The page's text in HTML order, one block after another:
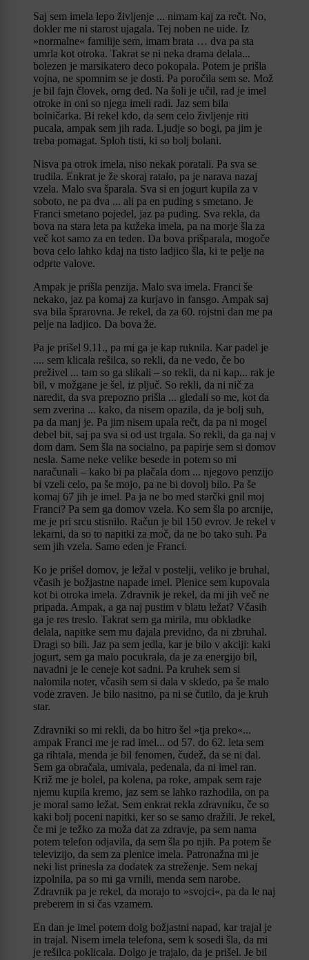
Saj sem imela lepo življenje ... nimam kaj za rečt. No,
dokler me ni starost ujagala. Tej noben ne uide. Iz
»normalne« familije sem, imam brata … dva pa sta
umrla kot otroka. Takrat se ni neka drama delala...
bolezen je marsikatero deco pokopala. Potem je prišla
vojna, ne spomnim se je dosti. Pa poročila sem se. Mož
je bil fajn človek, orng ded. Na šoli je učil, rad je imel
otroke in oni so njega imeli radi. Jaz sem bila
bolničarka. Bi rekel kdo, da sem celo življenje riti
pucala, ampak sem jih rada. Ljudje so bogi, pa jim je
treba pomagat. Sploh tisti, ki so bolj bolani.
Nisva pa otrok imela, niso nekak poratali. Pa sva se
trudila. Enkrat je že skoraj ratalo, pa je narava nazaj
vzela. Malo sva šparala. Sva si en jogurt kupila za v
soboto, ne pa dva ... ali pa en puding s smetano. Je
Franci smetano pojedel, jaz pa puding. Sva rekla, da
bova na stara leta pa kužeka imela, pa na morje šla za
več kot samo za en teden. Da bova prišparala, mogoče
bova celo lahko kdaj na tisto ladjico šla, ki te pelje na
odprte valove.
Ampak je prišla penzija. Malo sva imela. Franci še
nekako, jaz pa komaj za kurjavo in fansgo. Ampak saj
sva bila šprarovna. Je rekel, da za 60. rojstni dan me pa
pelje na ladjico. Da bova že.
Pa je prišel 9.11., pa mi ga je kap ruknila. Kar padel je
.... sem klicala rešilca, so rekli, da ne vedo, če bo
preživel ... tam so ga slikali – so rekli, da ni kap... rak je
bil, v možgane je šel, iz pljuč. So rekli, da ni nič za
naredit, da sva prepozno prišla ... gledali so me, kot da
sem zverina ... kako, da nisem opazila, da je bolj suh,
pa da manj je. Pa jim nisem upala rečt, da pa ni mogel
debel bit, saj pa sva si od ust trgala. So rekli, da ga naj v
dom dam. Sem šla na socialno, pa papirje sem si domov
nesla. Same neke velike besede in potem so mi
naračunali – kako bi pa plačala dom ... njegovo penzijo
bi vzeli celo, pa še mojo, pa ne bi dovolj bilo. Pa še
komaj 67 jih je imel. Pa ja ne bo med starčki gnil moj
Franci? Pa sem ga domov vzela. Ko sem šla po arcnije,
me je pri srcu stisnilo. Račun je bil 150 evrov. Je rekel v
lekarni, da so to napitki za moč, da ne bo tako suh. Pa
sem jih vzela. Samo eden je Franci.
Ko je prišel domov, je ležal v postelji, veliko je bruhal,
včasih je božjastne napade imel. Plenice sem kupovala
kot bi otroka imela. Zdravnik je rekel, da mi jih več ne
pripada. Ampak, a ga naj pustim v blatu ležat? Včasih
ga je res treslo. Takrat sem ga mirila, mu obkladke
delala, napitke sem mu dajala previdno, da ni zbruhal.
Dragi so bili. Jaz pa sem jedla, kar je bilo v akciji: kaki
jogurt, sem ga malo pocukrala, da je za energijo bil,
navadni je le ceneje kot sadni. Pa kruhek sem si
nalomila noter, včasih sem si dala v skledo, pa še malo
vode zraven. Je bilo nasitno, pa ni se čutilo, da je kruh
star.
Zdravniki so mi rekli, da bo hitro šel »tja preko«...
ampak Franci me je rad imel... od 57. do 62. leta sem
ga rihtala, menda je bil fenomen, čudež, da se ni dal.
Sem ga obračala, umivala, pedenala, da ni imel ran.
Križ me je bolel, pa kolena, pa roke, ampak sem raje
njemu kupila kremo, jaz sem se lahko razhodila, on pa
je moral samo ležat. Sem enkrat rekla zdravniku, če so
kaki bolj poceni napitki, ker so se samo dražili. Je rekel,
če mi je težko za moža dat za zdravje, pa sem nama
potem telefon odjavila, da sem šla po njih. Pa potem še
televizijo, da sem za plenice imela. Patronažna mi je
neki list prinesla za dodatek za streženje. Sem nekaj
izpolnila, pa so mi ga vrnili, menda sem narobe.
Zdravnik pa je rekel, da morajo to »svojci«, pa da le naj
preberem in si čas vzamem.
En dan je imel potem dolg božjastni napad, kar trajal je
in trajal. Nisem imela telefona, sem k sosedi šla, da mi
je rešilca poklicala. Dolgo je trajalo, da je prišel. Je bil